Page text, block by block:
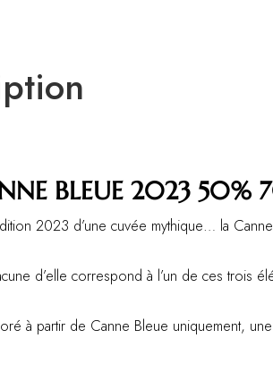
BLEUE 2023 50%
2023 d’une cuvée mythique… la
d’elle correspond à l’un de ces trois
à partir de Canne Bleue uniquement, une